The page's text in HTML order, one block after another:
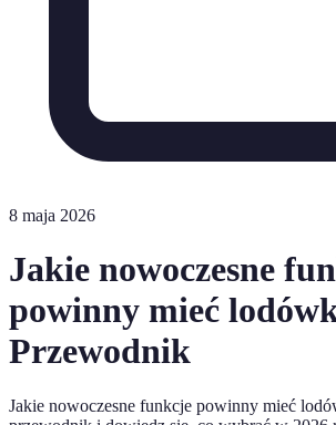
8 maja 2026
Jakie nowoczesne
powinny mieć
Przewodnik
Jakie nowoczesne funkcje powinny mieć